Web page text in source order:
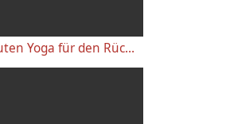
20 Minuten Yoga für den Rücken - Anfänger-Level